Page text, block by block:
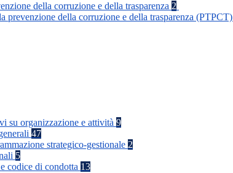
della corruzione e della trasparenza 2
prevenzione della corruzione e della trasparenza (PTPCT)
su organizzazione e attività 9
47
strategico-gestionale 2
5
codice di condotta 13